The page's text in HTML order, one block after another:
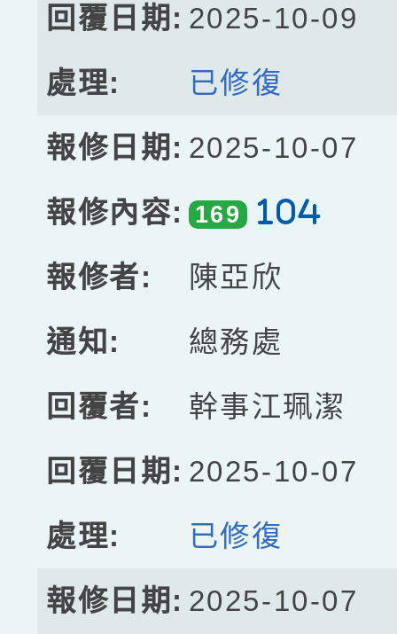
2025-10-09
已修復
2025-10-07
169 104
陳亞欣
總務處
幹事江珮潔
2025-10-07
已修復
2025-10-07